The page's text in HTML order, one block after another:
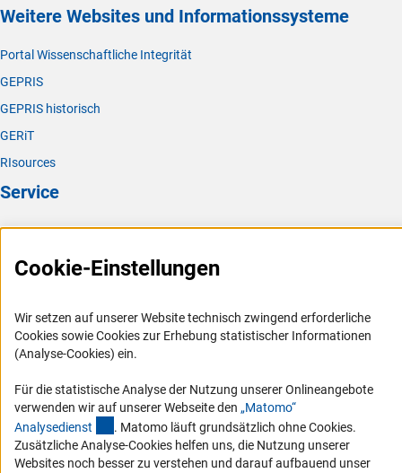
Weitere Websites und Informationssysteme
Portal Wissenschaftliche Integrität
GEPRIS
GEPRIS historisch
GERiT
RIsources
Service
Presse
FAQ
Logo und Corporate Design
RSS-Feeds
Compliance
Vergabeverfahren
Barrierefreiheit
Service und Informationen für Menschen mit Behinderungen
Cookie-Einstellungen
Wir setzen auf unserer Website technisch zwingend erforderliche
Cookies sowie Cookies zur Erhebung statistischer Informationen
(Analyse-Cookies) ein.
Für die statistische Analyse der Nutzung unserer Onlineangebote
verwenden wir auf unserer Webseite den „Matomo“
Analysedienst (externer Link)
. Matomo läuft grundsätzlich ohne Cookies.
Zusätzliche Analyse-Cookies helfen uns, die Nutzung unserer
Websites noch besser zu verstehen und darauf aufbauend unser